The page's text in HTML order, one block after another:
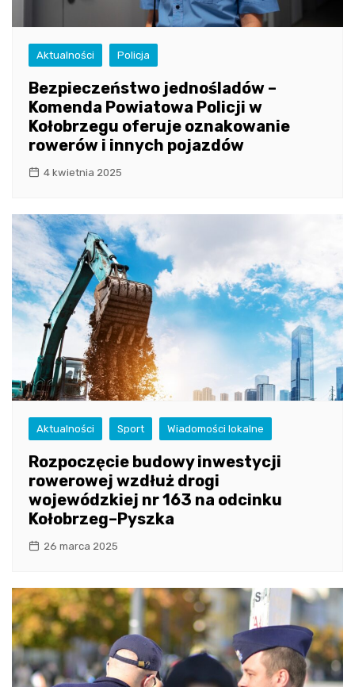
Aktualności Policja
Bezpieczeństwo jednośladów –
Komenda Powiatowa Policji w
Kołobrzegu oferuje oznakowanie
rowerów i innych pojazdów
4 kwietnia 2025
Aktualności Sport Wiadomości lokalne
Rozpoczęcie budowy inwestycji
rowerowej wzdłuż drogi
wojewódzkiej nr 163 na odcinku
Kołobrzeg–Pyszka
26 marca 2025